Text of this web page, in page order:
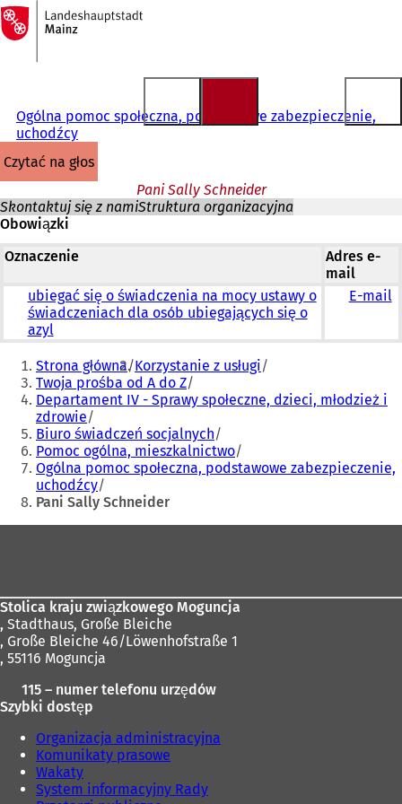
Przejdź do treści
Do
strony
głównej
Ogólna pomoc społeczna, podstawowe zabezpieczenie,
uchodźcy
czytać na głos
Pani Sally Schneider
Skontaktuj się z namiStruktura organizacyjna
Obowiązki
Oznaczenie
Adres e-
mail
ubiegać się o świadczenia na mocy ustawy o
świadczeniach dla osób ubiegających się o
azyl
E-mail
Jesteś
tutaj:
Strona główna Korzystanie z usługi
Twoja prośba od A do Z
Departament IV - Sprawy społeczne, dzieci, młodzież i
zdrowie
Biuro świadczeń socjalnych
Pomoc ogólna, mieszkalnictwo
Ogólna pomoc społeczna, podstawowe zabezpieczenie,
uchodźcy
Pani Sally Schneider
Stolica kraju związkowego Moguncja
, Stadthaus, Große Bleiche
, Große Bleiche 46/Löwenhofstraße 1
, 55116 Moguncja
115 – numer telefonu urzędów
Szybki dostęp
Organizacja administracyjna
Komunikaty prasowe
Wakaty
System informacyjny Rady